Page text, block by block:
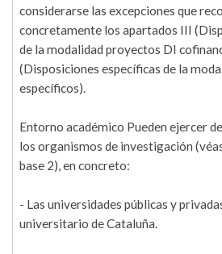
considerarse las excepciones que
concretamente los apartados III
de la modalidad proyectos DI
(Disposiciones específicas de la
específicos).
Entorno académico Pueden ejercer
los organismos de investigación
base 2), en concreto:
- Las universidades públicas y
universitario de Cataluña.